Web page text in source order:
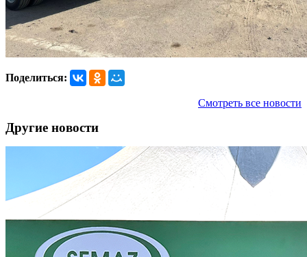
Поделиться:
Смотреть все новости
Другие новости